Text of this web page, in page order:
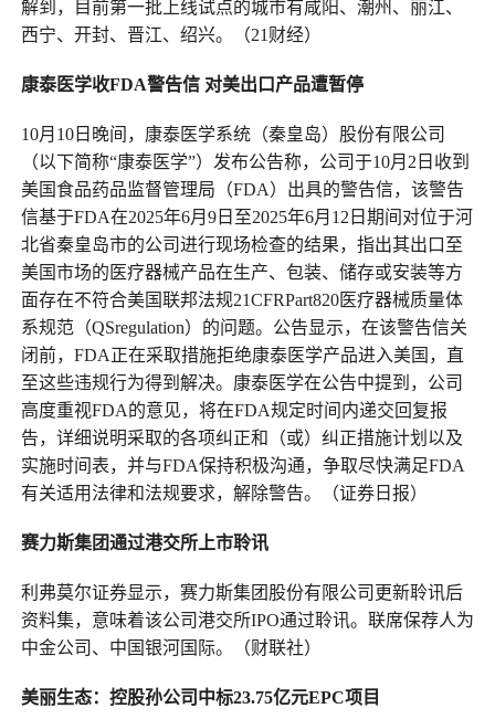
解到，目前第一批上线试点的城市有咸阳、潮州、丽江、
西宁、开封、晋江、绍兴。（21财经）
康泰医学收FDA警告信 对美出口产品遭暂停
10月10日晚间，康泰医学系统（秦皇岛）股份有限公司
（以下简称“康泰医学”）发布公告称，公司于10月2日收到
美国食品药品监督管理局（FDA）出具的警告信，该警告
信基于FDA在2025年6月9日至2025年6月12日期间对位于河
北省秦皇岛市的公司进行现场检查的结果，指出其出口至
美国市场的医疗器械产品在生产、包装、储存或安装等方
面存在不符合美国联邦法规21CFRPart820医疗器械质量体
系规范（QSregulation）的问题。公告显示，在该警告信关
闭前，FDA正在采取措施拒绝康泰医学产品进入美国，直
至这些违规行为得到解决。康泰医学在公告中提到，公司
高度重视FDA的意见，将在FDA规定时间内递交回复报
告，详细说明采取的各项纠正和（或）纠正措施计划以及
实施时间表，并与FDA保持积极沟通，争取尽快满足FDA
有关适用法律和法规要求，解除警告。（证券日报）
赛力斯集团通过港交所上市聆讯
利弗莫尔证券显示，赛力斯集团股份有限公司更新聆讯后
资料集，意味着该公司港交所IPO通过聆讯。联席保荐人为
中金公司、中国银河国际。（财联社）
美丽生态： 控股孙公司中标23.75亿元EPC项目